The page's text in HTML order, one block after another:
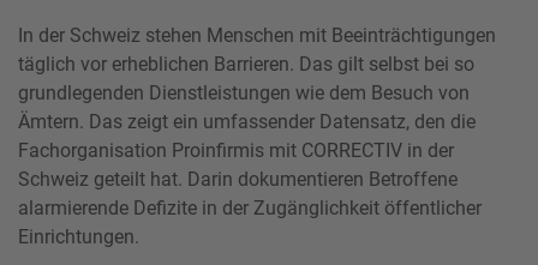
In der Schweiz stehen Menschen mit Beeinträchtigungen
täglich vor erheblichen Barrieren. Das gilt selbst bei so
grundlegenden Dienstleistungen wie dem Besuch von
Ämtern. Das zeigt ein umfassender Datensatz, den die
Fachorganisation Proinfirmis mit CORRECTIV in der
Schweiz geteilt hat. Darin dokumentieren Betroffene
alarmierende Defizite in der Zugänglichkeit öffentlicher
Einrichtungen.